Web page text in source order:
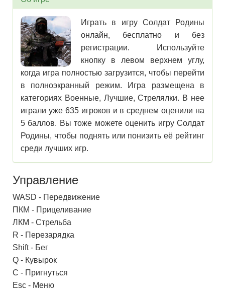
Играть в игру Солдат Родины
онлайн, бесплатно и без
регистрации. Используйте
кнопку в левом верхнем углу,
когда игра полностью загрузится, чтобы перейти
в полноэкранный режим. Игра размещена в
категориях Военные, Лучшие, Стрелялки. В нее
играли уже 635 игроков и в среднем оценили на
5 баллов. Вы тоже можете оценить игру Солдат
Родины, чтобы поднять или понизить её рейтинг
среди лучших игр.
Управление
WASD - Передвижение
ПКМ - Прицеливание
ЛКМ - Стрельба
R - Перезарядка
Shift - Бег
Q - Кувырок
C - Пригнуться
Esc - Меню